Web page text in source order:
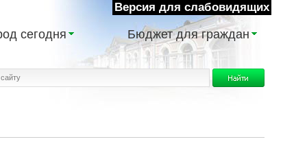
Версия для слабовидящих
сегодня Бюджет для граждан